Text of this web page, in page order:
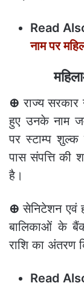
Read
नाम पर
⊕ राज्य
हुए उनके नाम
पर स्टाम्प
पास संपत्ति की
है।
⊕ सेनिटेशन एवं
बालिकाओं के
राशि का अंतरण
Read